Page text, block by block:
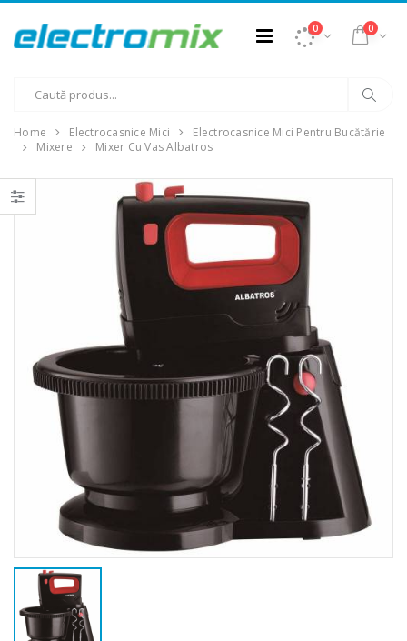
0 0
Home Electrocasnice Mici
Electrocasnice Mici Pentru Bucătărie
Mixere
Mixer Cu Vas Albatros